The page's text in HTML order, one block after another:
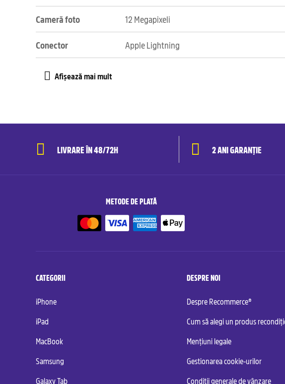
Cameră foto 12 Megapixeli
Conector Apple Lightning
LIVRARE ÎN 48/72H 2 ANI GARANȚIE
METODE DE PLATĂ
CATEGORII
iPhone
iPad
MacBook
Samsung
Galaxy Tab
DESPRE NOI
Despre Recommerce®
Cum să alegi un produs
Mențiuni legale
Gestionarea cookie-urilor
Condiții generale de vânzare